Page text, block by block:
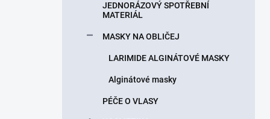
JEDNORÁZOVÝ SPOTŘEBNÍ
MATERIÁL
MASKY NA OBLIČEJ
LARIMIDE ALGINÁTOVÉ MASKY
Alginátové masky
PÉČE O VLASY